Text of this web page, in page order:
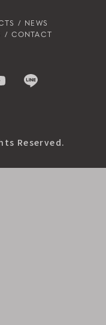
NEWS
CONTACT
Reserved.